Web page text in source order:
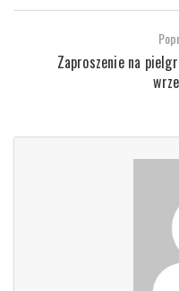
Zaproszenie na